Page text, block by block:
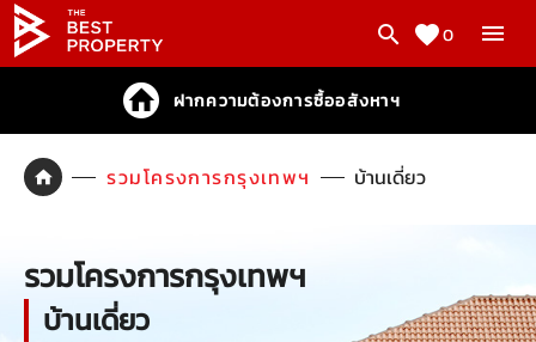
0
ฝากความต้องการซื้ออสังหาฯ
รวมโครงการกรุงเทพฯ บ้านเดี่ยว
รวมโครงการกรุงเทพฯ
บ้านเดี่ยว